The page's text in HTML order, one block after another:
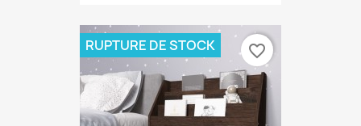
RUPTURE DE STOCK favorite_border